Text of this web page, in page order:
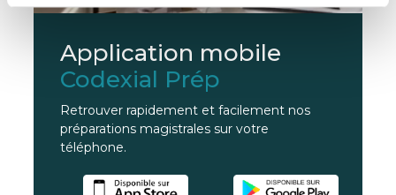
Application mobile
Codexial Prép
Retrouver rapidement et facilement nos
préparations magistrales sur votre
téléphone.